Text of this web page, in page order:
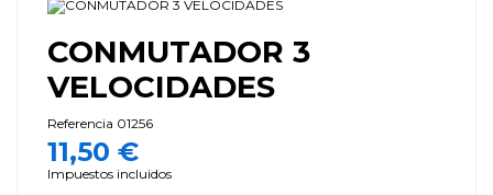
CONMUTADOR 3
VELOCIDADES
Referencia 01256
11,50 €
Impuestos incluidos